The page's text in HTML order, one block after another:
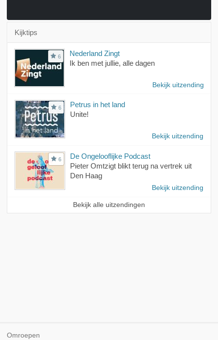
Kijktips
6
Nederland Zingt
Ik ben met jullie, alle dagen
Bekijk uitzending
6
Petrus in het land
Unite!
Bekijk uitzending
6
De Ongelooflijke Podcast
Pieter Omtzigt blikt terug na vertrek uit
Den Haag
Bekijk uitzending
Bekijk alle uitzendingen
Omroepen